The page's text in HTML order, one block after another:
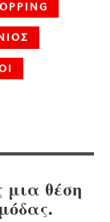
μια θέση